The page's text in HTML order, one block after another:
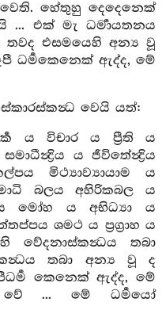
හේතුහු දෙදෙනෙක්
... එක් මැ ධර්‍මායතනය
තවද එසමයෙහි අන්‍ය වූ
ධර්‍මකෙනෙක් ඇද්ද, මේ
වෙයි යත්:
ය විචාර ය ප්‍රීති ය
ය ජීවිතේන්‍ද්‍රිය
මිථ්‍යාව්‍යායාම ය
බලය අහිරිකබල ය
මෝහ ය අභිධ්‍යා ය
ශමථ ය ප්‍රග්‍රාහ ය
වේදනාස්කන්‍ධය තබා
තබා අන්‍ය වූ ද
කෙනෙක් ඇද්ද, මේ
වේ ... මේ ධර්‍මයෝ